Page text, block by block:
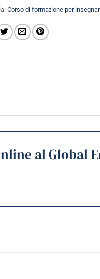
Corso di formazione per
al Global